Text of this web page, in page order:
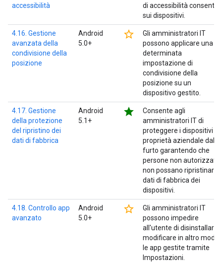
accessibilità
di accessibilità consentiti
sui dispositivi.
4.16. Gestione
avanzata della
condivisione della
posizione
Android
5.0+
star_border
Gli amministratori IT
possono applicare una
determinata
impostazione di
condivisione della
posizione su un
dispositivo gestito.
4.17. Gestione
della protezione
del ripristino dei
dati di fabbrica
Android
5.1+
star
Consente agli
amministratori IT di
proteggere i dispositivi di
proprietà aziendale dal
furto garantendo che
persone non autorizzate
non possano ripristinare i
dati di fabbrica dei
dispositivi.
4.18. Controllo app
avanzato
Android
5.0+
star_border
Gli amministratori IT
possono impedire
all'utente di disinstallare
modificare in altro modo
le app gestite tramite
Impostazioni.